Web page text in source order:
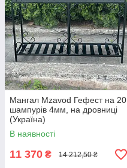
Мангал Mzavod Гефест на 20
шампурів 4мм, на дровниці
(Україна)
В наявності
11 370 ₴ 14 212,50 ₴